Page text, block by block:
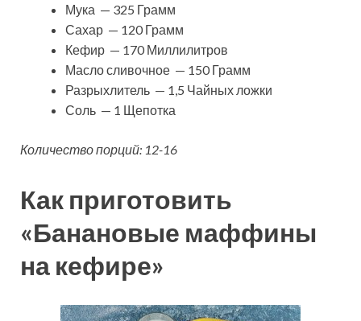
Мука — 325 Грамм
Сахар — 120 Грамм
Кефир — 170 Миллилитров
Масло сливочное — 150 Грамм
Разрыхлитель — 1,5 Чайных ложки
Соль — 1 Щепотка
Количество порций: 12-16
Как приготовить
«Банановые маффины
на кефире»